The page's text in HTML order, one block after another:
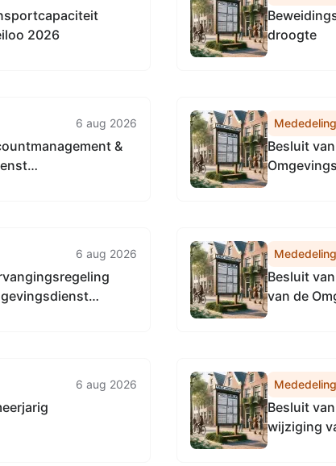
2026
droogte
6 aug 2026
&
Besluit
6 aug 2026
Besluit
van de
6 aug 2026
Besluit
wijziging